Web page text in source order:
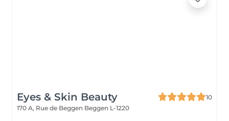
Eyes & Skin Beauty
10
170 A, Rue de Beggen Beggen L-1220